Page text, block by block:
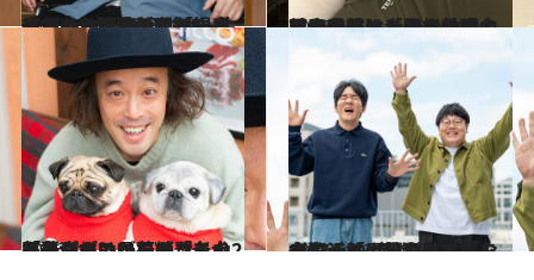
2026.5.27
【初めから読む】「緑すぎるって何やねん！」ダイアン・津田が明かす息子との共同生活、コールドプレスジュースを作る日々…大躍進の裏で“一生忘れない”挫折経験も
カルチャー 2025.6.6
【令和ロマン・松井ケムリと愛猫】「生き物の名前は全部、幸子でいい。それ以外は人間の傲慢」愛するあまりSNSに猫の写真を載せられない理由とは？
カルチャー
2026.3.9
《老パグはシワがなくなってかわいい！》「老犬と暮らすのが夢で…」「子育ての予行練習も」2匹のパグとエレキコミック・やついいちろうとの毎日
カルチャー 2026.5.23
イワナに山菜、自家製こんにゃく…同郷タレントも驚く群馬出身芸人（47）の“昔話”のような食生活「カップラーメンやツナ缶に憧れてました」
グルメ